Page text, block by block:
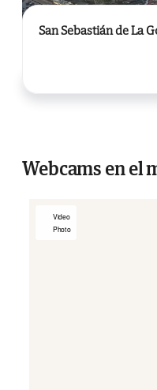
San Sebastián de La
Webcams en el